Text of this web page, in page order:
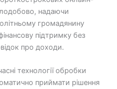
надаючи
громадянину
підтримку без
про доходи.
технології обробки
приймати рішення